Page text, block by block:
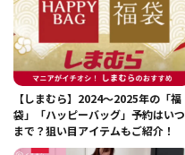
【しまむら】2024～2025年の「福
袋」「ハッピーバッグ」予約はいつ
まで？狙い目アイテムもご紹介！